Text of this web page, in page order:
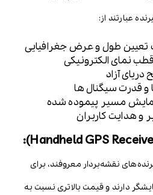
عبارتند از:
تعیین طول و عرض جغرافیایی
نمای الکترونیکی
دریای آزاد
و قدرت سیگنال ها
مسیر پیموده شده
و هدایت کاربران
نقشه‌بردار معروفند، برای
دارند و قیمت بالاتری نسبت به